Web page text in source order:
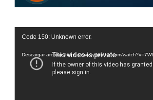
Reproductor
vídeo
Code 150: Unknown error.
Descargar archivo: https://www.youtube.com/